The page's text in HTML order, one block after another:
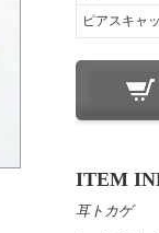
ピアスキャ
ITEM
耳トカゲ